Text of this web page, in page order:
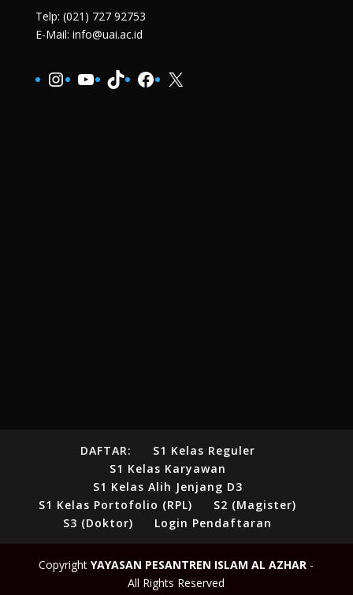
Telp: (021) 727 92753
E-Mail: info@uai.ac.id
Instagram
YouTube
TikTokFacebook
X
DAFTAR:
S1 Kelas Reguler
S1 Kelas Karyawan
S1 Kelas Alih Jenjang D3
S1 Kelas Portofolio (RPL)
S2 (Magister)
S3 (Doktor)
Login Pendaftaran
CopyrightYAYASAN PESANTREN ISLAM AL AZHAR -
All Rights Reserved